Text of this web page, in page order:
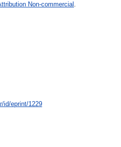
Non-commercial .
id/eprint/1229